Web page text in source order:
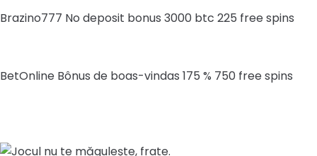
Brazino777 No deposit bonus 3000 btc 225 free spins
BetOnline Bônus de boas-vindas 175 % 750 free spins